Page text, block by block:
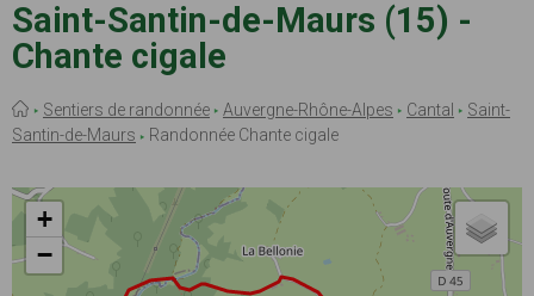
contenu
principal
Saint-Santin-de-Maurs (15) -
Chante cigale
Fil
d'Ariane
Sentiers de randonnée Auvergne-Rhône-Alpes Cantal
Saint-
Santin-de-Maurs
Randonnée Chante cigale
+
−